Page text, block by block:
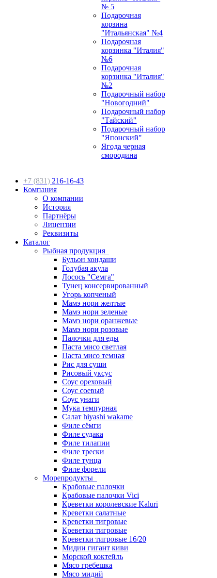
№ 5
Подарочная
корзина
"Итальянская" №4
Подарочная
корзинка "Италия"
№6
Подарочная
корзинка "Италия"
№2
Подарочный набор
"Новогодний"
Подарочный набор
"Тайский"
Подарочный набор
"Японский"
Ягода черная
смородина
+7 (831) 216-16-43
Компания
О компании
История
Партнёры
Лицензии
Реквизиты
Каталог
Рыбная продукция
Бульон хондаши
Голубая акула
Лосось "Семга"
Тунец консервированный
Угорь копченый
Мамэ нори желтые
Мамэ нори зеленые
Мамэ нори оранжевые
Мамэ нори розовые
Палочки для еды
Паста мисо светлая
Паста мисо темная
Рис для суши
Рисовый уксус
Соус ореховый
Соус соевый
Соус унаги
Мука темпурная
Салат hiyashi wakame
Филе сёмги
Филе судака
Филе тилапии
Филе трески
Филе тунца
Филе форели
Морепродукты
Крабовые палочки
Крабовые палочки Vici
Креветки королевские Kaluri
Креветки салатные
Креветки тигровые
Креветки тигровые
Креветки тигровые 16/20
Мидии гигант киви
Морской коктейль
Мясо гребешка
Мясо мидий